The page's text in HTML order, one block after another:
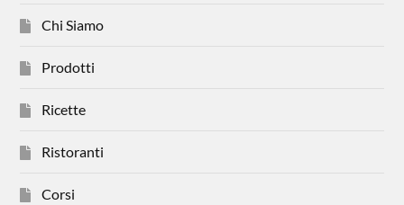
Chi Siamo
Prodotti
Ricette
Ristoranti
Corsi